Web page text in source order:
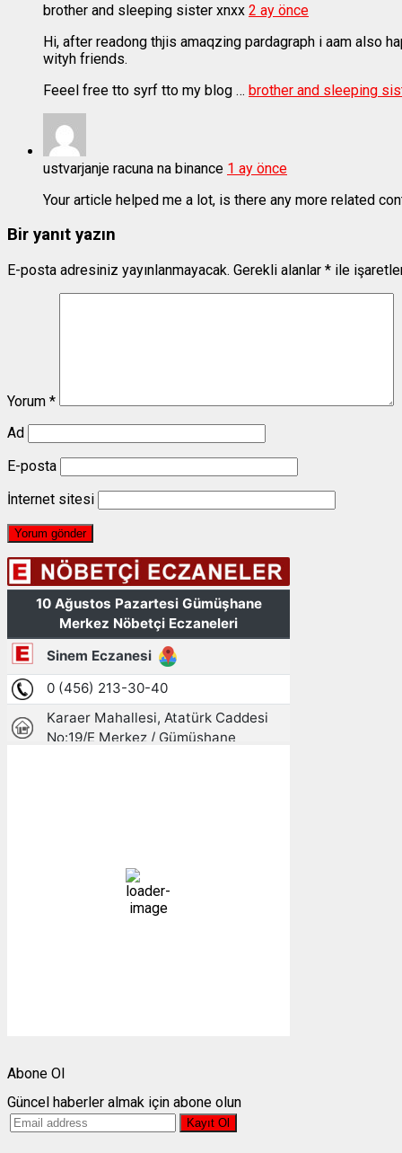
brother and sleeping sister xnxx 2 ay önce
Hi, after readong thjis amaqzing pardagraph i aam also
wityh friends.
Feeel free tto syrf tto my blog … brother and sleeping
ustvarjanje racuna na binance 1 ay önce
Your article helped me a lot, is there any more related
Bir yanıt yazın
E-posta adresiniz yayınlanmayacak. Gerekli alanlar * ile
Yorum *
Ad
E-posta
İnternet sitesi
90 %
1015 mb
Abone Ol
Güncel haberler almak için abone olun